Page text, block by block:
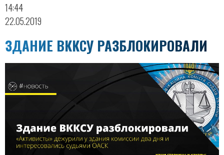
14:44
22.05.2019
ЗДАНИЕ ВККСУ РАЗБЛОКИРОВАЛИ